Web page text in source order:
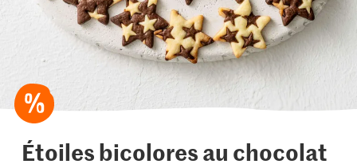
Étoiles bicolores au chocolat